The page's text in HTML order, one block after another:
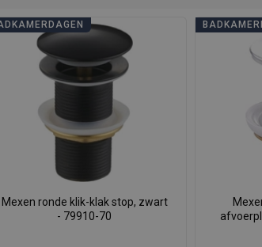
Mexen ronde klik-klak stop, zwart
- 79910-70